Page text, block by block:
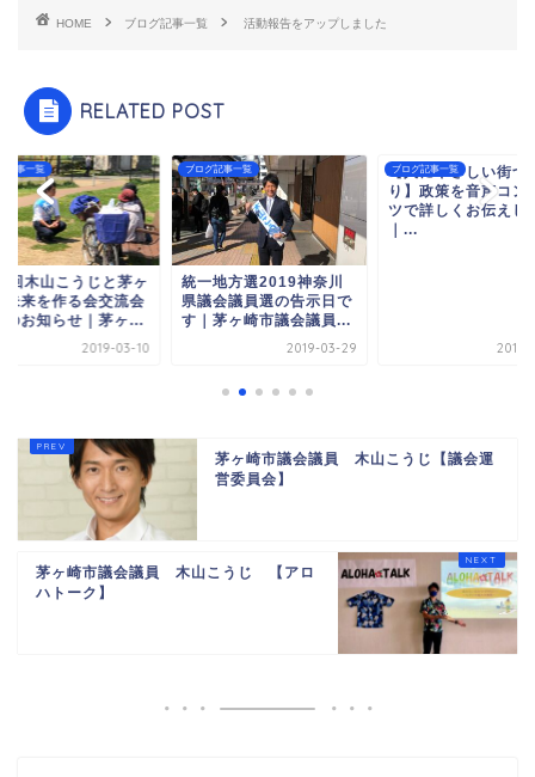
HOME ブログ記事一覧 活動報告をアップしました
RELATED POST
記事一覧
回木山こうじと茅ヶ
未来を作る会交流会
のお知らせ｜茅ヶ...
2019-03-10
ブログ記事一覧
統一地方選2019神奈川
県議会議員選の告示日で
す｜茅ヶ崎市議会議員...
2019-03-29
ブログ記事一覧
【人にやさしい街づ
り】政策を音声コン
ツで詳しくお伝えし
｜...
2018-
茅ヶ崎市議会議員 木山こうじ【議会運
営委員会】
茅ヶ崎市議会議員 木山こうじ 【アロ
ハトーク】